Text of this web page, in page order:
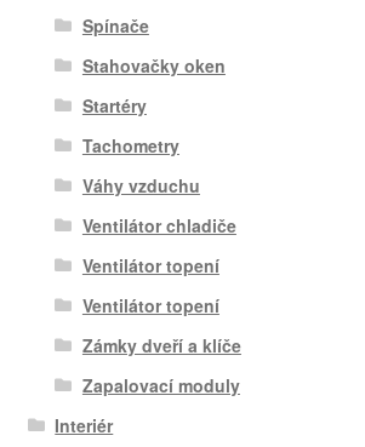
Spínače
Stahovačky oken
Startéry
Tachometry
Váhy vzduchu
Ventilátor chladiče
Ventilátor topení
Ventilátor topení
Zámky dveří a klíče
Zapalovací moduly
Interiér